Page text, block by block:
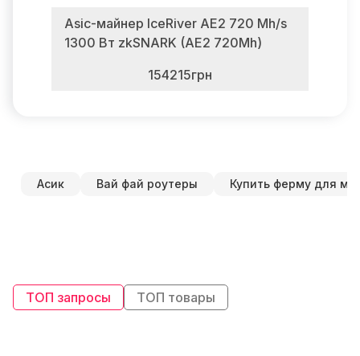
Asic-майнер IceRiver AE2 720 Mh/s
1300 Вт zkSNARK (AE2 720Mh)
154215грн
Асик Вай фай роутеры Купить ферму для
ТОП запросы ТОП товары